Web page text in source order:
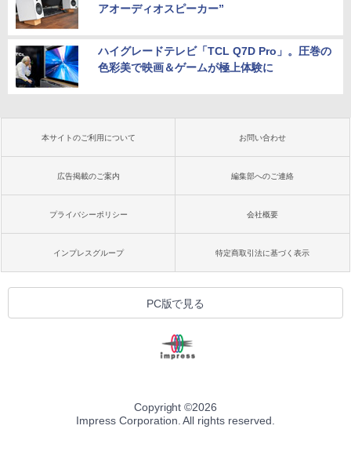
アオーディオスピーカー”
ハイグレードテレビ「TCL Q7D Pro」。圧巻の
色彩美で映画＆ゲームが極上体験に
本サイトのご利用について お問い合わせ
広告掲載のご案内 編集部へのご連絡
プライバシーポリシー 会社概要
インプレスグループ 特定商取引法に基づく表示
PC版で見る
Copyright ©2026
Impress Corporation. All rights reserved.